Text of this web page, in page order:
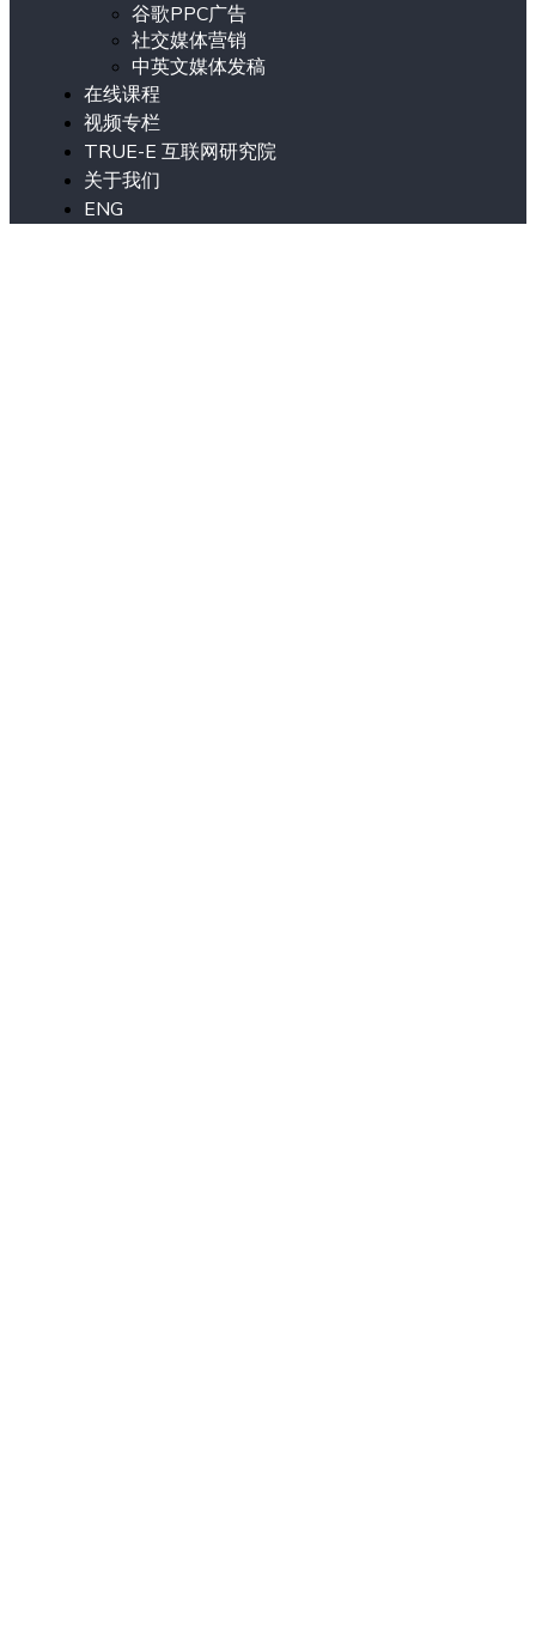
谷歌PPC广告
社交媒体营销
中英文媒体发稿
在线课程
视频专栏
TRUE-E 互联网研究院
关于我们
ENG